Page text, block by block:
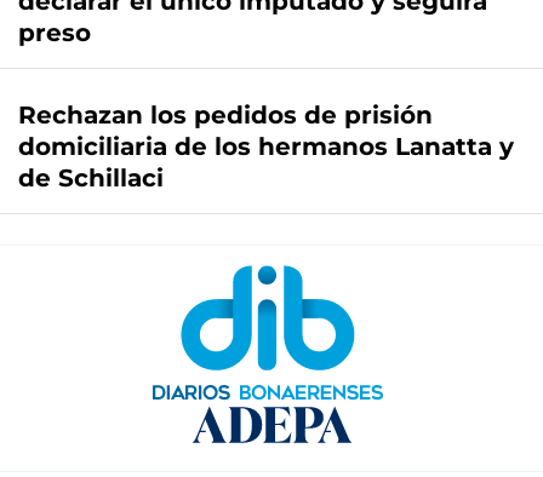
preso
Rechazan los pedidos de prisión
domiciliaria de los hermanos Lanatta y
de Schillaci